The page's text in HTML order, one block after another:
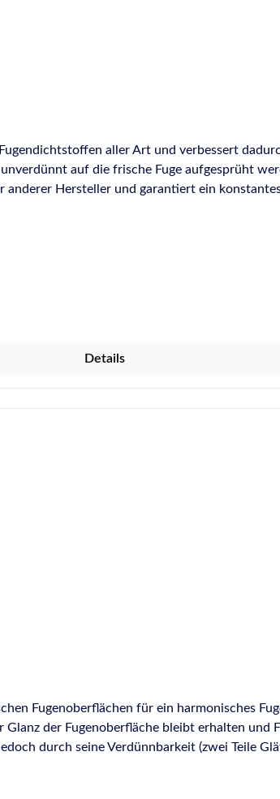
aller Art und verbessert
auf die frische Fuge aufgesprüht
Hersteller und garantiert ein
Details
Fugenoberflächen für ein harmonisches
der Fugenoberfläche bleibt erhalten
durch seine Verdünnbarkeit (zwei Teile